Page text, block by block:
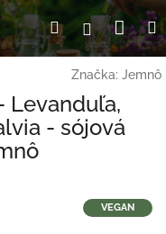
Hľadať
Značka: Jemnô
Levanduľa,
- sójová
VEGAN